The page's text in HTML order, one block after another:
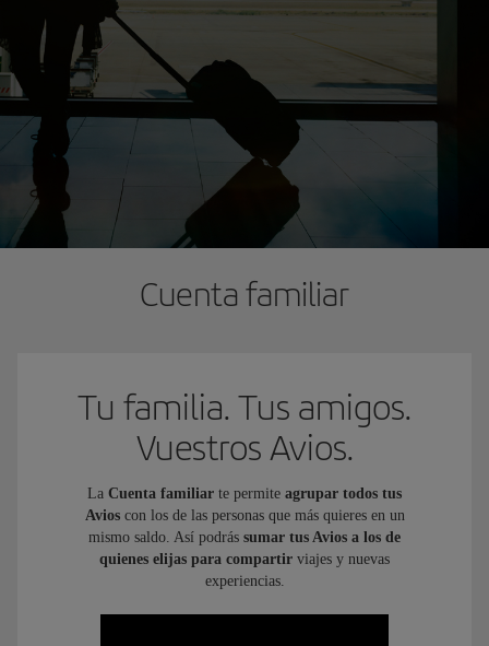
Cuenta familiar
Tu familia. Tus amigos.
Vuestros Avios.
La Cuenta familiar te permite agrupar todos tus
Avioscon los de las personas que más quieres en un
mismo saldo. Así podrás sumar tus Avios a los de
quienes elijas para compartir viajes y nuevas
experiencias.